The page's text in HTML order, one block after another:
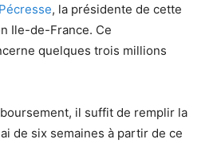
, la présidente de cette
Ile-de-France. Ce
quelques trois millions
il suffit de remplir la
de six semaines à partir de ce